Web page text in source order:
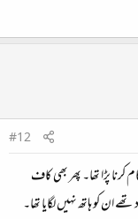
#12
پڑا تھا۔ پھر بھی کاف
ان کو ہاتھ نہیں لگایا تھا۔